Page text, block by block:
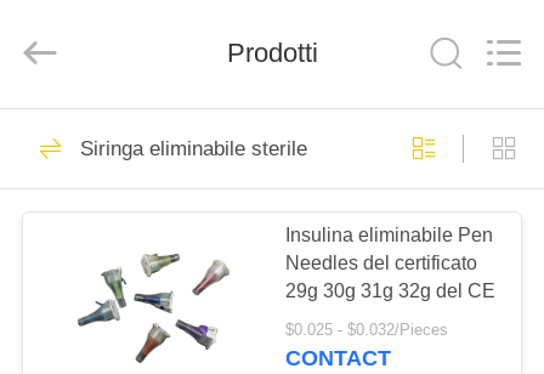
CASA
PRODOTTI
CIRCA
Trading
Fasciatura elastica
Prodotti
Siringa eliminabile sterile
Insulina eliminabile Pen
Needles del certificato
29g 30g 31g 32g del CE
$0.025 - $0.032/Pieces
CONTACT